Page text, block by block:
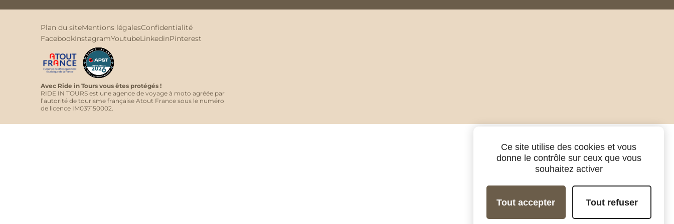
Plan du siteMentions légalesConfidentialité
FacebookInstagramYoutubeLinkedinPinterest
Avec Ride in Tours vous êtes protégés !
RIDE IN TOURS est une agence de voyage à moto agréée par
l’autorité de tourisme française Atout France sous le numéro
de licence IM037150002.
Ce site utilise des cookies et vous
donne le contrôle sur ceux que vous
souhaitez activer
Tout accepter Tout refuser